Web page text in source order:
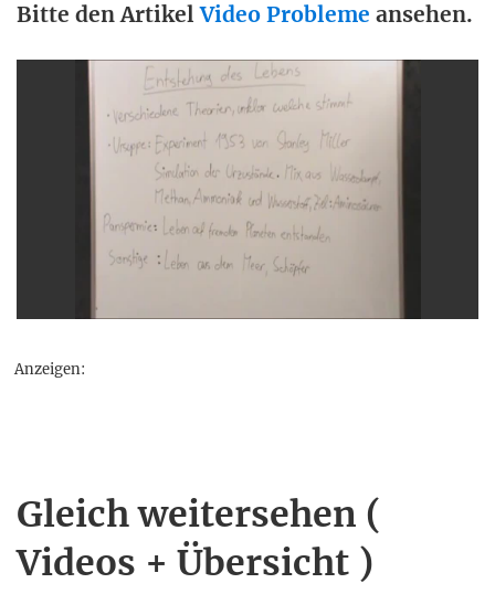
Bitte den ArtikelVideo Probleme ansehen.
Anzeigen:
Gleich weitersehen (
Videos + Übersicht )